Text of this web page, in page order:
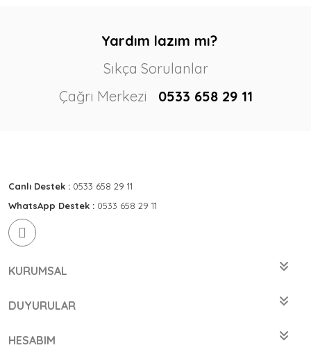
Yardım lazım mı?
Sıkça Sorulanlar
Çağrı Merkezi
0533 658 29 11
Canlı Destek : 0533 658 29 11
WhatsApp Destek : 0533 658 29 11
KURUMSAL
DUYURULAR
HESABIM